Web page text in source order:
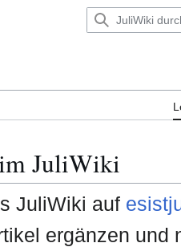
JuliWiki
JuliWiki auf
ergänzen und